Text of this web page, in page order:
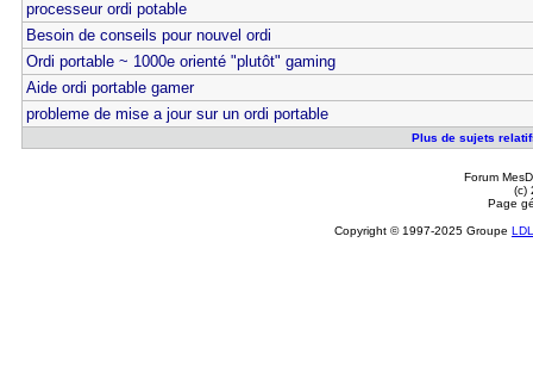
processeur ordi potable
Besoin de conseils pour nouvel ordi
Ordi portable ~ 1000e orienté "plutôt" gaming
Aide ordi portable gamer
probleme de mise a jour sur un ordi portable
Plus de sujets
Forum
(c)
Page
Copyright © 1997-2025 Groupe